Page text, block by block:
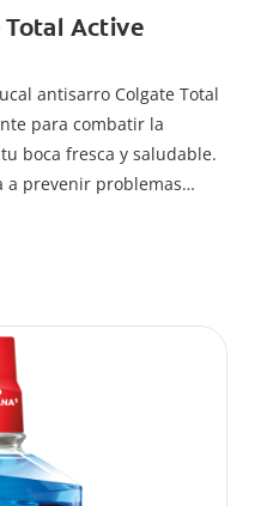
Total Active
antisarro Colgate Total
para combatir la
boca fresca y saludable.
a prevenir problemas